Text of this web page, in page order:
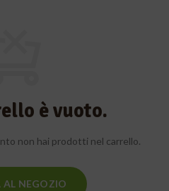
è vuoto.
non hai prodotti nel carrello.
AL NEGOZIO